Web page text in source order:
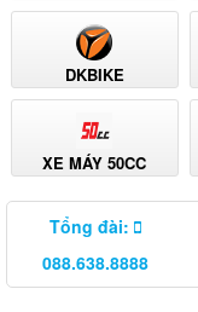
DKBIKE
XE MÁY 50CC
Tổng đài:
088.638.8888